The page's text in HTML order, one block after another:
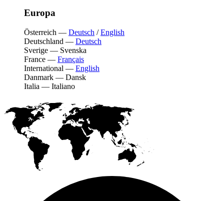
Europa
Österreich — Deutsch /English
Deutschland — Deutsch
Sverige — Svenska
France — Français
International — English
Danmark — Dansk
Italia — Italiano